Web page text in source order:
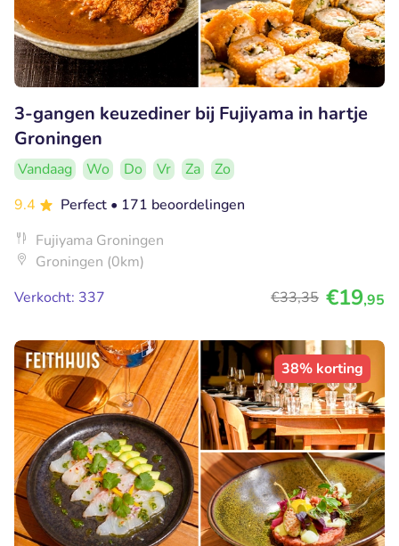
3-gangen keuzediner bij Fujiyama in hartje
Groningen
Vandaag Wo Do Vr Za
Zo
9.4
Perfect • 171 beoordelingen
Fujiyama Groningen
Groningen (0km)
Verkocht: 337
€33,35 €19,95
38% korting